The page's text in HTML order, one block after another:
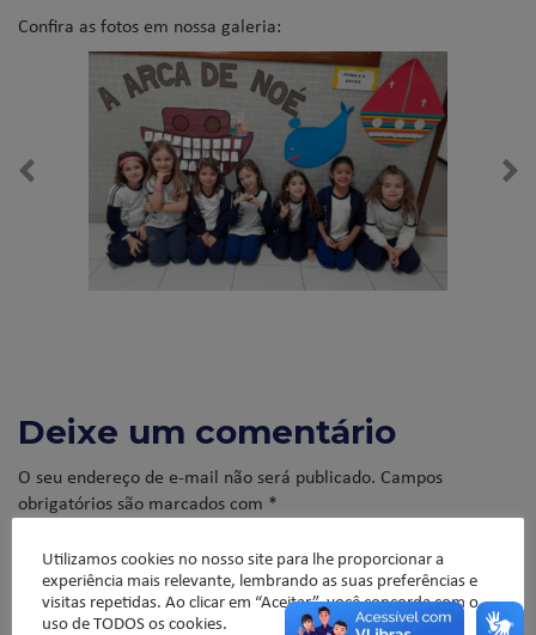
Confira as fotos em nossa galeria:
Deixe um comentário
O seu endereço de e-mail não será publicado. Campos
obrigatórios são marcados com *
Utilizamos cookies no nosso site para lhe proporcionar a
experiência mais relevante, lembrando as suas preferências e
visitas repetidas. Ao clicar em “Aceitar”, você concorda com o
uso de TODOS os cookies.